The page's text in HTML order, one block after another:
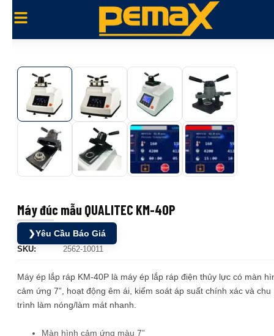
Máy đúc mẫu QUALITEC KM-40P
❯Yêu Cầu Báo Giá
SKU: 2562-10011
Máy ép lắp ráp KM-40P là máy ép lắp ráp điện thủy lực có màn
cảm ứng 7”, hoạt động êm ái, kiểm soát áp suất chính xác và chu
trình làm nóng/làm mát nhanh.
Màn hình cảm ứng màu 7”